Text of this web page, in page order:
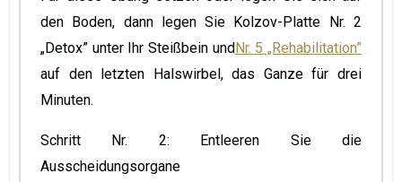
den Boden, dann legen Sie Kolzov-Platte Nr. 2
„Detox” unter Ihr Steißbein undNr. 5 „Rehabilitation”
auf den letzten Halswirbel, das Ganze für drei
Minuten.
Schritt Nr. 2: Entleeren Sie die
Ausscheidungsorgane